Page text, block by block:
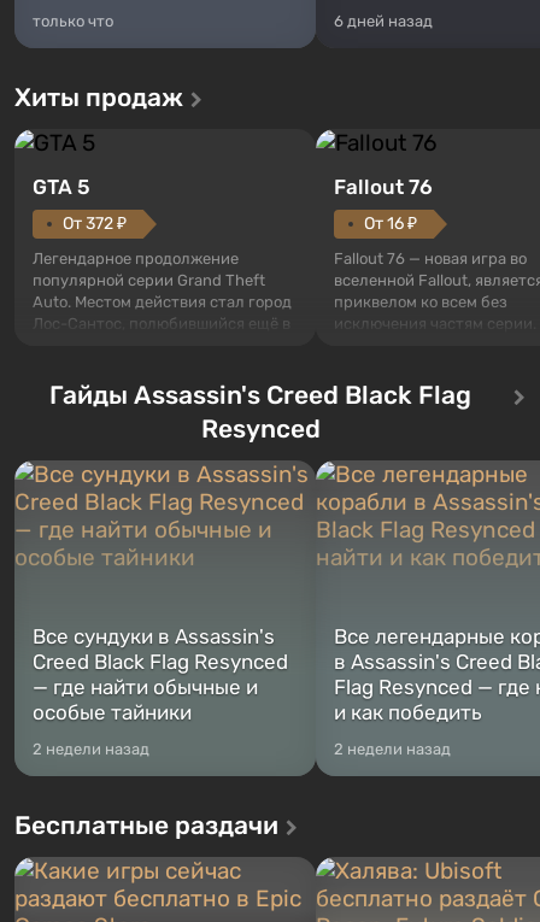
только что 6 дней назад
Хиты продаж
GTA 5
От 372 ₽
Легендарное продолжение
популярной серии Grand Theft
Auto. Местом действия стал город
Лос-Сантос, полюбившийся ещё в
сразу трех персонажей: Майкла,
Тревора и Франклина, между
Жанр и...
Fallout 76
От 16 ₽
Fallout 76 — новая игра во
вселенной Fallout,
приквелом ко всем без
исключения частям серии.
Оно же, по задумке
Vault-Tec, должно
Место действия Fallout...
Гайды Assassin's Creed Black Flag
Resynced
Все сундуки в Assassin's
Creed Black Flag Resynced
— где найти обычные и
особые тайники
2 недели назад
Все легендарные
в Assassin's Creed
Flag Resynced — где
и как победить
2 недели назад
Бесплатные раздачи